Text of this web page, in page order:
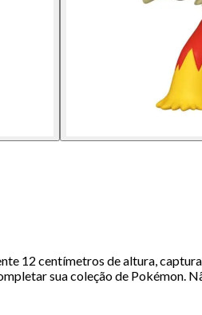
12 centímetros de altura,
sua coleção de Pokémon.